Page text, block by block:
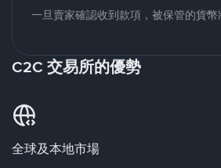
一旦賣家確認收到款項，被保管的貨幣
C2C 交易所的優勢
全球及本地市場